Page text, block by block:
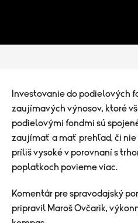
Investovanie do podielových
zaujímavých výnosov, ktoré
podielovými fondmi sú
zaujímať a mať prehľad, či nie
príliš vysoké v porovnaní s
poplatkoch povieme viac.
Komentár pre spravodajský
pripravil Maroš Ovčarik,